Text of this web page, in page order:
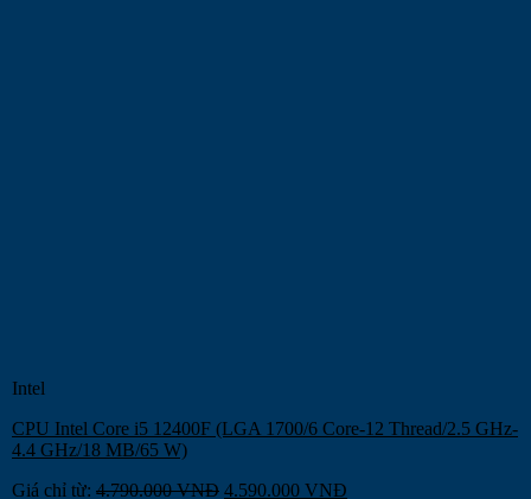
Intel
CPU Intel Core i5 12400F (LGA 1700/6 Core-12 Thread/2.5 GHz-
4.4 GHz/18 MB/65 W)
Giá chỉ từ: 4.790.000VNĐ 4.590.000 VNĐ